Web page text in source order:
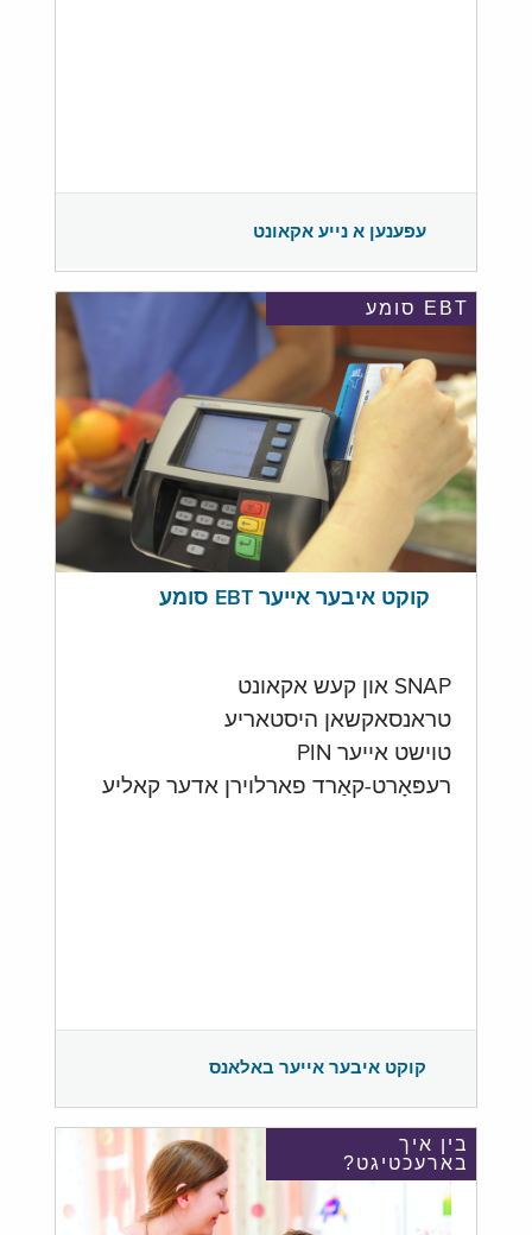
עפענען א נייע אקאונט
EBT סומע
קוקט איבער אייער EBT סומע
SNAP און קעש אקאונט
טראנסאקשאן היסטאריע
טוישט אייער PIN
רעפּאָרט-קאַרד פארלוירן אדער קאליע
קוקט איבער אייער באלאנס
בין איך
בארעכטיגט?